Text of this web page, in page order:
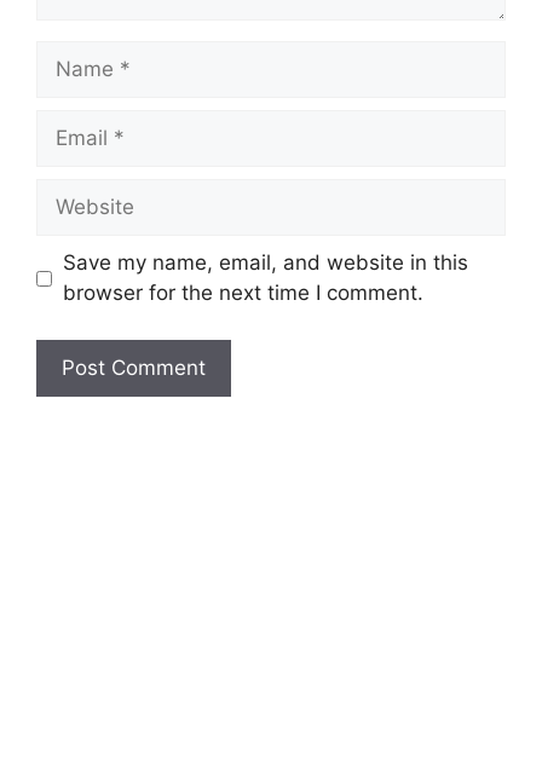
Save my name, email, and website in this
browser for the next time I comment.